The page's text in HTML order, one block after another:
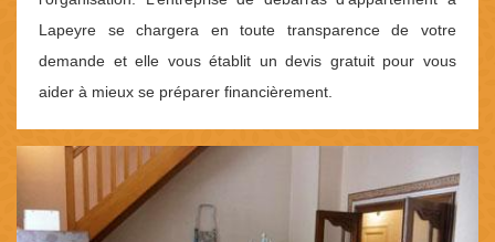
Lapeyre se chargera en toute transparence de votre
demande et elle vous établit un devis gratuit pour vous
aider à mieux se préparer financièrement.